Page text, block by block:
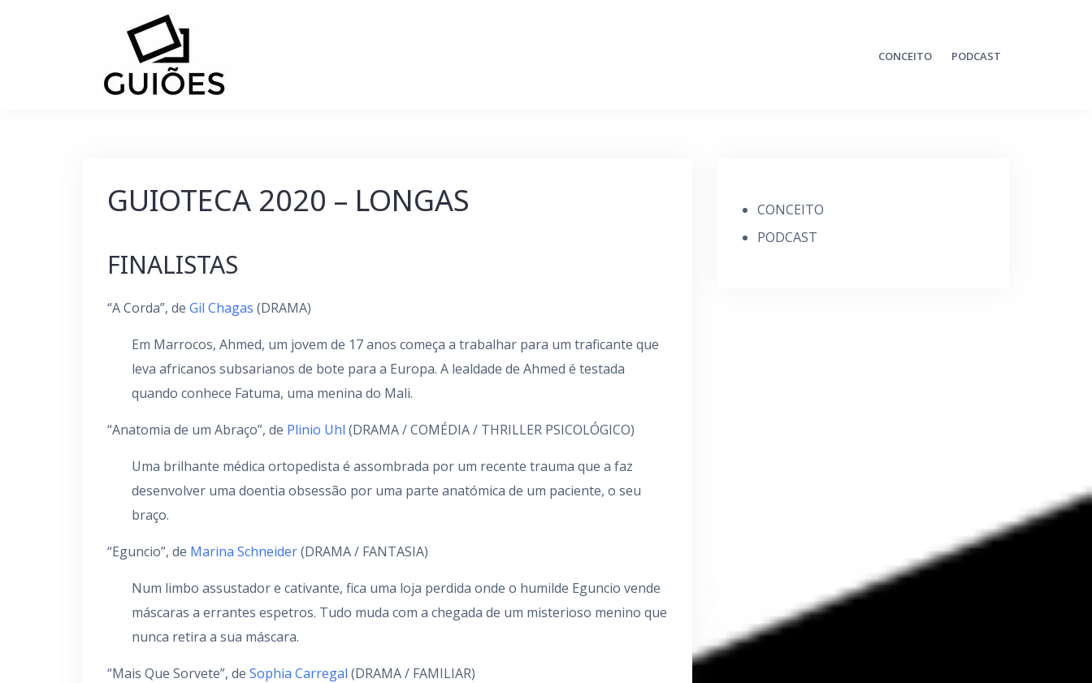
CONCEITO PODCAST
GUIOTECA 2020 – LONGAS
FINALISTAS
“A Corda”, de Gil Chagas (DRAMA)
Em Marrocos, Ahmed, um jovem de 17 anos começa a trabalhar para um traficante que
leva africanos subsarianos de bote para a Europa. A lealdade de Ahmed é testada
quando conhece Fatuma, uma menina do Mali.
“Anatomia de um Abraço”, de Plinio Uhl (DRAMA / COMÉDIA / THRILLER PSICOLÓGICO)
Uma brilhante médica ortopedista é assombrada por um recente trauma que a faz
desenvolver uma doentia obsessão por uma parte anatómica de um paciente, o seu
braço.
“Eguncio”, de Marina Schneider(DRAMA / FANTASIA)
Num limbo assustador e cativante, fica uma loja perdida onde o humilde Eguncio vende
máscaras a errantes espetros. Tudo muda com a chegada de um misterioso menino que
nunca retira a sua máscara.
“Mais Que Sorvete”, de Sophia Carregal (DRAMA / FAMILIAR)
CONCEITO
PODCAST